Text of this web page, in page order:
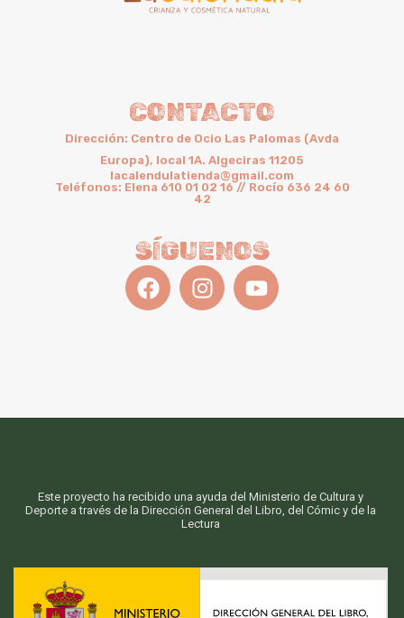
CONTACTO
Dirección: Centro de Ocio Las Palomas (Avda
Europa), local 1A. Algeciras 11205
lacalendulatienda@gmail.com
Teléfonos: Elena 610 01 02 16 // Rocío 636 24 60
42
SÍGUENOS
Este proyecto ha recibido una ayuda del Ministerio de Cultura y
Deporte a través de la Dirección General del Libro, del Cómic y de la
Lectura